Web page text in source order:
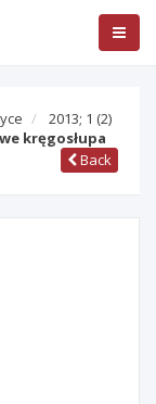
2013; 1 (2)
kręgosłupa
Back